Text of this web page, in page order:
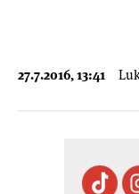
27.7.2016, 13:41